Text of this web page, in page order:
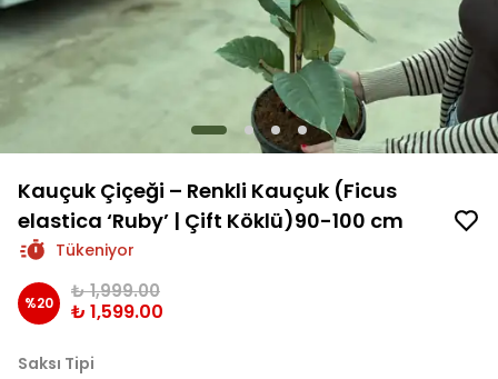
Kauçuk Çiçeği – Renkli Kauçuk (Ficus
elastica ‘Ruby’ | Çift Köklü)90-100 cm
Tükeniyor
%20
₺ 1,999.00
₺ 1,599.00
Saksı Tipi